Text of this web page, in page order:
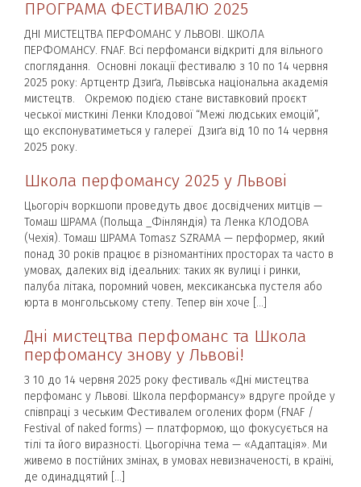
ПРОГРАМА ФЕСТИВАЛЮ 2025
ДНІ МИСТЕЦТВА ПЕРФОМАНС У ЛЬВОВІ. ШКОЛА
ПЕРФОМАНСУ. FNAF. Всі перфоманси відкриті для вільного
споглядання. Основні локації фестивалю з 10 по 14 червня
2025 року: Артцентр Дзиґа, Львівська національна академія
мистецтв. Окремою подією стане виставковий проєкт
чеської мисткині Ленки Клодової “Межі людських емоцій”,
що експонуватиметься у галереї Дзиґа від 10 по 14 червня
2025 року.
Школа перфомансу 2025 у Львові
Цьогоріч воркшопи проведуть двоє досвідчених митців —
Томаш ШРАМА (Польща _Фінляндія) та Ленка КЛОДОВА
(Чехія). Томаш ШРАМА Tomasz SZRAMA — перформер, який
понад 30 років працює в різномантіних просторах та часто в
умовах, далеких від ідеальних: таких як вулиці і ринки,
палуба літака, поромний човен, мексиканська пустеля або
юрта в монгольському степу. Тепер він хоче […]
Дні мистецтва перфоманс та Школа
перфомансу знову у Львові!
З 10 до 14 червня 2025 року фестиваль «Дні мистецтва
перфоманс у Львові. Школа перформансу» вдруге пройде у
співпраці з чеським Фестивалем оголених форм (FNAF /
Festival of naked forms) — платформою, що фокусується на
тілі та його виразності. Цьогорічна тема — «Адаптація». Ми
живемо в постійних змінах, в умовах невизначеності, в країні,
де одинадцятий […]